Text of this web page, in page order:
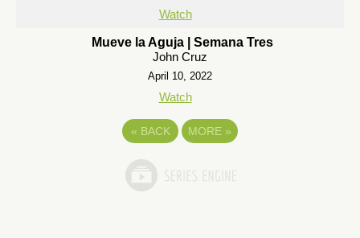
Watch
Mueve la Aguja | Semana Tres
John Cruz
April 10, 2022
Watch
« BACK MORE »